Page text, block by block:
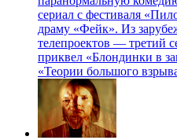
сериал с фестиваля
драму «Фейк». Из
телепроектов — третий
приквел «Блондинки в
«Теории большого